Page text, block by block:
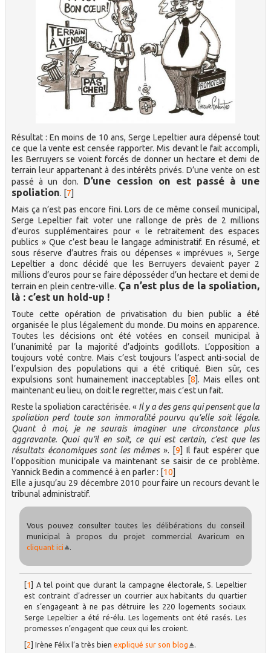
Résultat : En moins de 10 ans, Serge Lepeltier aura dépensé tout
ce que la vente est censée rapporter. Mis devant le fait accompli,
les Berruyers se voient forcés de donner un hectare et demi de
terrain leur appartenant à des intérêts privés. D’une vente on est
passé à un don. D’une cession on est passé à une
spoliation. [7]
Mais ça n’est pas encore fini. Lors de ce même conseil municipal,
Serge Lepeltier fait voter une rallonge de près de 2 millions
d’euros supplémentaires pour « le retraitement des espaces
publics » Que c’est beau le langage administratif. En résumé, et
sous réserve d’autres frais ou dépenses « imprévues », Serge
Lepeltier a donc décidé que les Berruyers devaient payer 2
millions d’euros pour se faire déposséder d’un hectare et demi de
terrain en plein centre-ville. Ça n’est plus de la spoliation,
là : c’est un hold-up !
Toute cette opération de privatisation du bien public a été
organisée le plus légalement du monde. Du moins en apparence.
Toutes les décisions ont été votées en conseil municipal à
l’unanimité par la majorité d’adjoints godillots. L’opposition a
toujours voté contre. Mais c’est toujours l’aspect anti-social de
l’expulsion des populations qui a été critiqué. Bien sûr, ces
expulsions sont humainement inacceptables [8]. Mais elles ont
maintenant eu lieu, on doit le regretter, mais c’est un fait.
Reste la spoliation caractérisée. « Il y a des gens qui pensent que la
spoliation perd toute son immoralité pourvu qu’elle soit légale.
Quant à moi, je ne saurais imaginer une circonstance plus
aggravante. Quoi qu’il en soit, ce qui est certain, c’est que les
résultats économiques sont les mêmes». [9] Il faut espérer que
l’opposition municipale va maintenant se saisir de ce problème.
Yannick Bedin a commencé à en parler : [10]
Elle a jusqu’au 29 décembre 2010 pour faire un recours devant le
tribunal administratif.
Vous pouvez consulter toutes les délibérations du conseil
municipal à propos du projet commercial Avaricum en
cliquant ici
.
1
A tel point que durant la campagne électorale, S. Lepeltier
est contraint d’adresser un courrier aux habitants du quartier
en s’engageant à ne pas détruire les 220 logements sociaux.
Serge Lepeltier a été ré-élu. Les logements ont été rasés. Les
promesses n’engagent que ceux qui les croient.
2 ]Irène Félix l’a très bienexpliqué sur son blog .